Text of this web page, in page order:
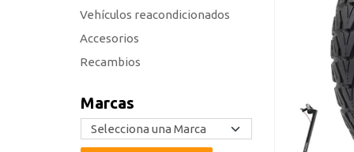
Vehículos reacondicionados
Accesorios
Recambios
Marcas